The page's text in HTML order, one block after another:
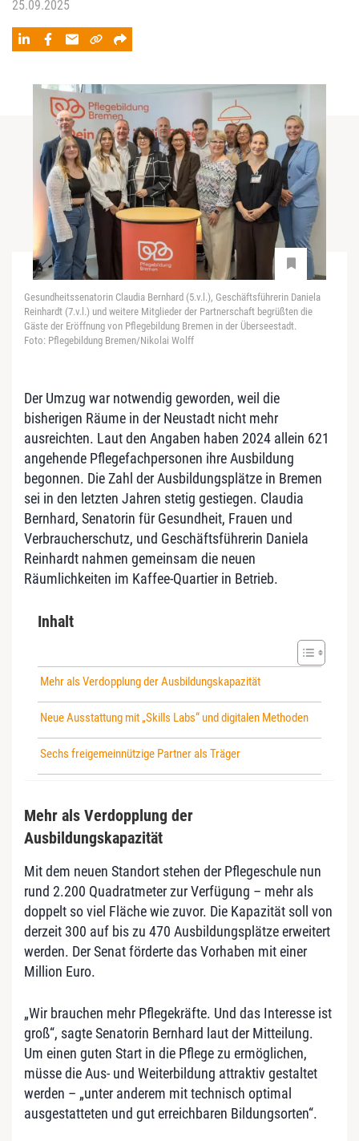
25.09.2025
Gesundheitssenatorin Claudia Bernhard (5.v.l.), Geschäftsführerin Daniela
Reinhardt (7.v.l.) und weitere Mitglieder der Partnerschaft begrüßten die
Gäste der Eröffnung von Pflegebildung Bremen in der Überseestadt.
Foto: Pflegebildung Bremen/Nikolai Wolff
Der Umzug war notwendig geworden, weil die
bisherigen Räume in der Neustadt nicht mehr
ausreichten. Laut den Angaben haben 2024 allein 621
angehende Pflegefachpersonen ihre Ausbildung
begonnen. Die Zahl der Ausbildungsplätze in Bremen
sei in den letzten Jahren stetig gestiegen. Claudia
Bernhard, Senatorin für Gesundheit, Frauen und
Verbraucherschutz, und Geschäftsführerin Daniela
Reinhardt nahmen gemeinsam die neuen
Räumlichkeiten im Kaffee-Quartier in Betrieb.
Inhalt
Mehr als Verdopplung der Ausbildungskapazität
Neue Ausstattung mit „Skills Labs“ und digitalen Methoden
Sechs freigemeinnützige Partner als Träger
Mehr als Verdopplung der
Ausbildungskapazität
Mit dem neuen Standort stehen der Pflegeschule nun
rund 2.200 Quadratmeter zur Verfügung – mehr als
doppelt so viel Fläche wie zuvor. Die Kapazität soll von
derzeit 300 auf bis zu 470 Ausbildungsplätze erweitert
werden. Der Senat förderte das Vorhaben mit einer
Million Euro.
„Wir brauchen mehr Pflegekräfte. Und das Interesse ist
groß“, sagte Senatorin Bernhard laut der Mitteilung.
Um einen guten Start in die Pflege zu ermöglichen,
müsse die Aus- und Weiterbildung attraktiv gestaltet
werden – „unter anderem mit technisch optimal
ausgestatteten und gut erreichbaren Bildungsorten“.